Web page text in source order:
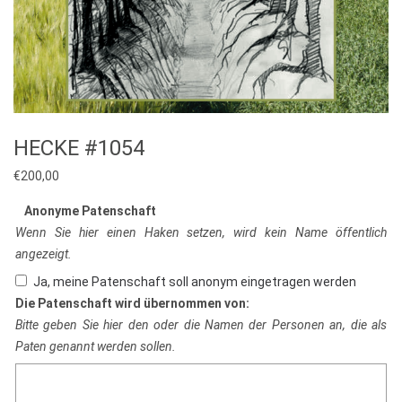
HECKE #1054
€200,00
Anonyme Patenschaft
Wenn Sie hier einen Haken setzen, wird kein Name öffentlich
angezeigt.
Ja, meine Patenschaft soll anonym eingetragen werden
Die Patenschaft wird übernommen von:
Bitte geben Sie hier den oder die Namen der Personen an, die als
Paten genannt werden sollen.